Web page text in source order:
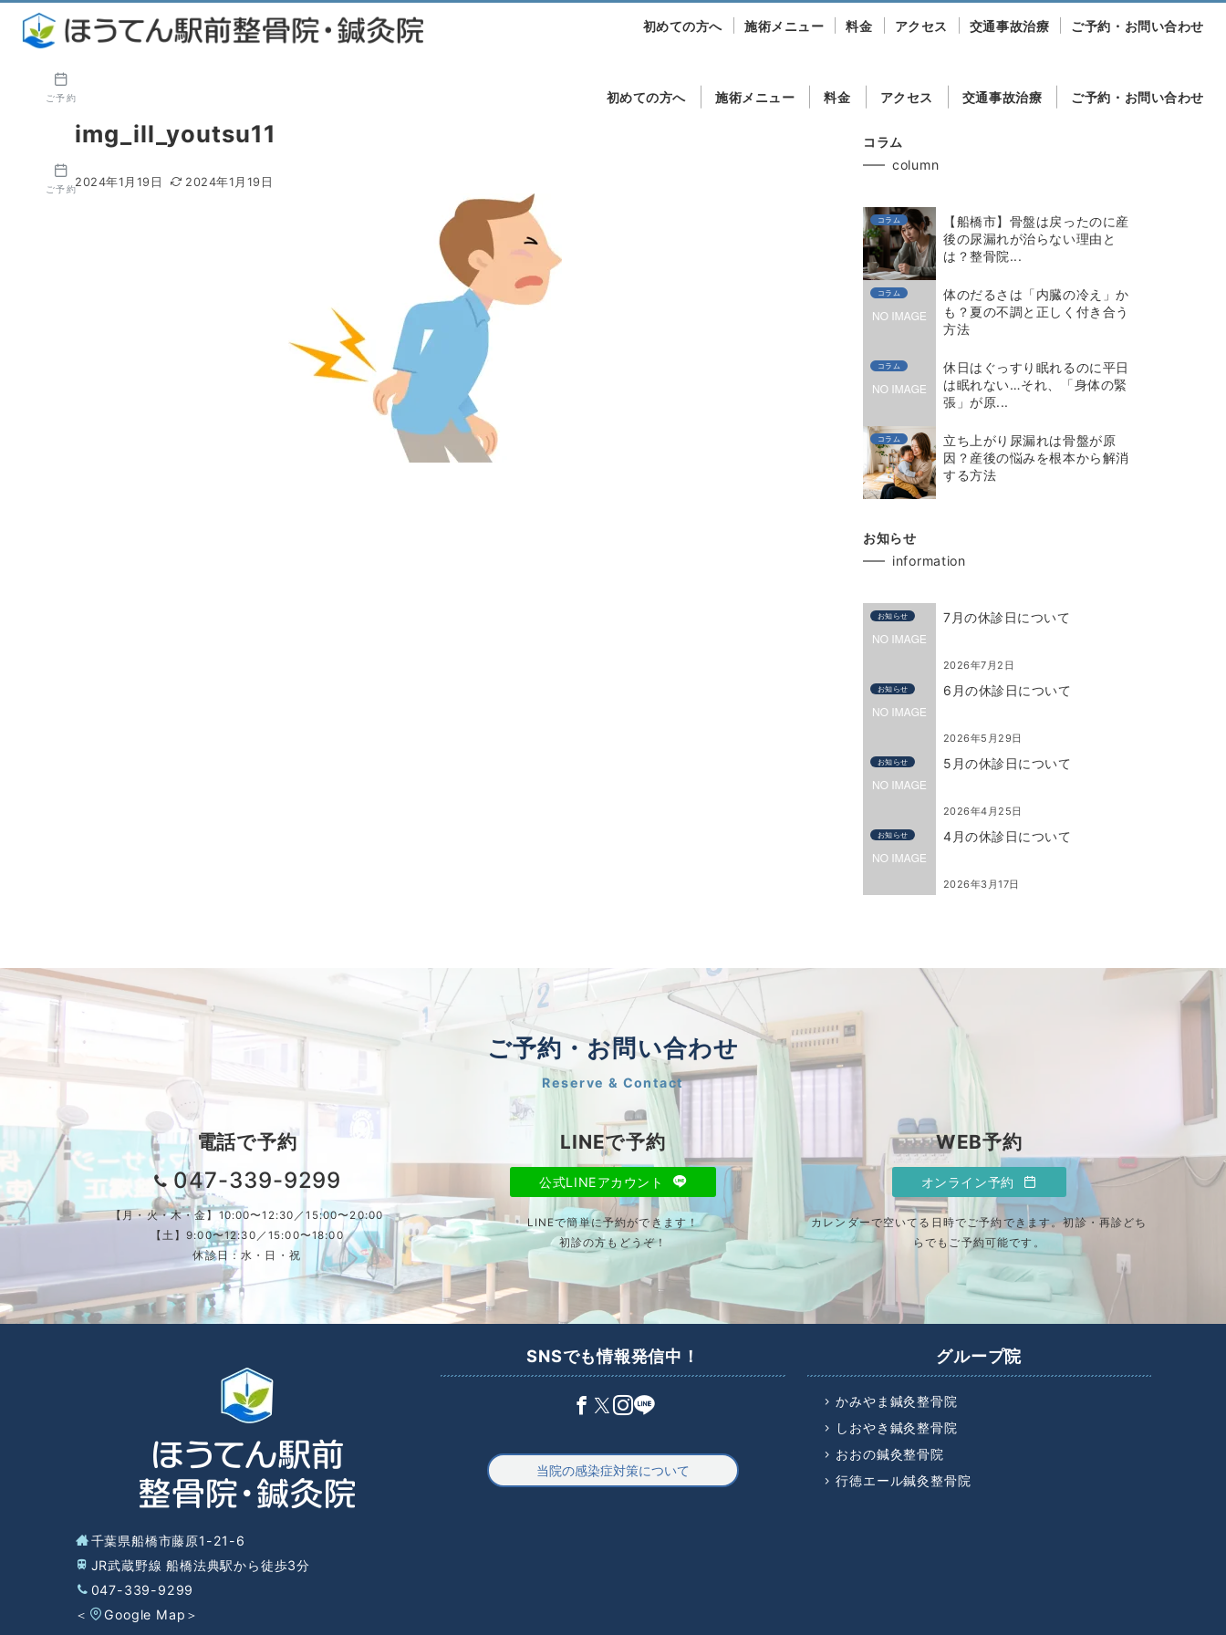
初めての方へ 施術メニュー 料金 アクセス 交通事故治療 ご予約・お問い合わせ
ご予約
初めての方へ 施術メニュー 料金 アクセス 交通事故治療 ご予約・お問い合わせ
ご予約
img_ill_youtsu11
2024年1月19日 2024年1月19日
コラム
column
コラム
【船橋市】骨盤は戻ったのに産
後の尿漏れが治らない理由と
は？整骨院...
コラム
体のだるさは「内臓の冷え」か
も？夏の不調と正しく付き合う
方法
コラム
休日はぐっすり眠れるのに平日
は眠れない…それ、「身体の緊
張」が原...
コラム
立ち上がり尿漏れは骨盤が原
因？産後の悩みを根本から解消
する方法
お知らせ
information
お知らせ 7月の休診日について
2026年7月2日
お知らせ 6月の休診日について
2026年5月29日
お知らせ 5月の休診日について
2026年4月25日
お知らせ 4月の休診日について
2026年3月17日
ご予約・お問い合わせ
Reserve & Contact
電話で予約
047-339-9299
【月・火・木・金】10:00〜12:30／15:00〜20:00
【土】9:00〜12:30／15:00〜18:00
休診日：水・日・祝
LINEで予約
公式LINEアカウント
LINEで簡単に予約ができます！
初診の方もどうぞ！
WEB予約
オンライン予約
カレンダーで空いてる日時でご予約できます。初診・再診どち
らでもご予約可能です。
千葉県船橋市藤原1-21-6
JR武蔵野線 船橋法典駅から徒歩3分
047-339-9299
＜
Google Map ＞
SNSでも情報発信中！
当院の感染症対策について
グループ院
かみやま鍼灸整骨院
しおやき鍼灸整骨院
おおの鍼灸整骨院
行徳エール鍼灸整骨院